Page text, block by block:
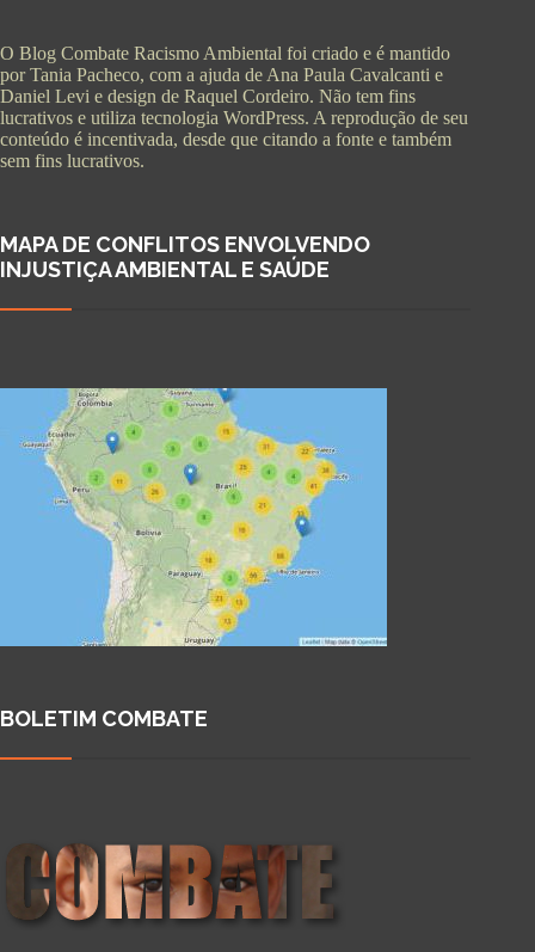
O Blog Combate Racismo Ambiental foi criado e é mantido
por Tania Pacheco, com a ajuda de Ana Paula Cavalcanti e
Daniel Levi e design de Raquel Cordeiro. Não tem fins
lucrativos e utiliza tecnologia WordPress. A reprodução de seu
conteúdo é incentivada, desde que citando a fonte e também
sem fins lucrativos.
MAPA DE CONFLITOS ENVOLVENDO
INJUSTIÇA AMBIENTAL E SAÚDE
BOLETIM COMBATE